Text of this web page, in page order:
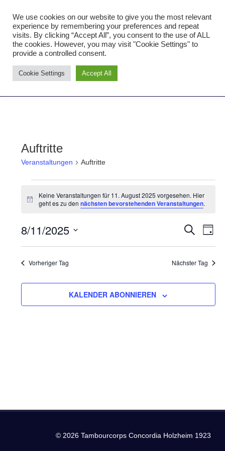
Inhalt
springenTambourcorps Concordia
Holzheim 1923
Tambourcorps
Concordia
Auftritte
Veranstaltungen Auftritte
Veranstaltungen
11.
August
2025
Hinweis
Keine Veranstaltungen für 11. August 2025 vorgesehen. Hier
geht es zu dennächsten bevorstehenden Veranstaltungen.
Suche
und
SUCHE
TAG
8/11/2025
Vorheriger Tag Nächster Tag
KALENDER ABONNIEREN
© 2026 Tambourcorps Concordia Holzheim 1923
We use cookies on our website to give you the most relevant
experience by remembering your preferences and repeat
visits. By clicking “Accept All”, you consent to the use of ALL
the cookies. However, you may visit "Cookie Settings" to
provide a controlled consent.
Cookie Settings Accept All